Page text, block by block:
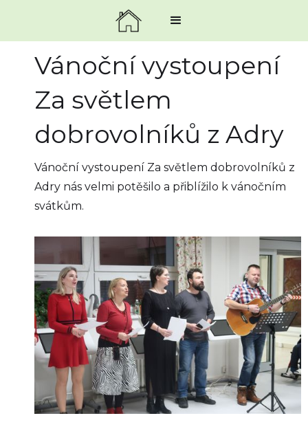
Vánoční vystoupení
Za světlem
dobrovolníků z Adry
Vánoční vystoupení Za světlem dobrovolníků z
Adry nás velmi potěšilo a přiblížilo k vánočním
svátkům.